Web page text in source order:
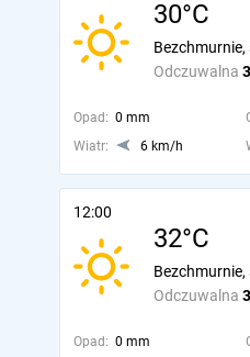
30°C
Odczuwalna
Bezchmurnie,
Opad: 0 mm
Wiatr:
6 km/h
12:00
32°C
Odczuwalna
Bezchmurnie,
Opad: 0 mm